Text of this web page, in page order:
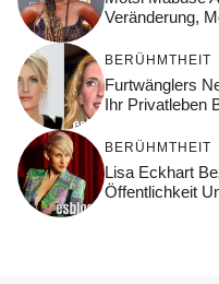
Veränderung,
BERÜHMTHEIT
Furtwänglers
Ihr Privatleben
BERÜHMTHEIT
Lisa Eckhart
Öffentlichkeit